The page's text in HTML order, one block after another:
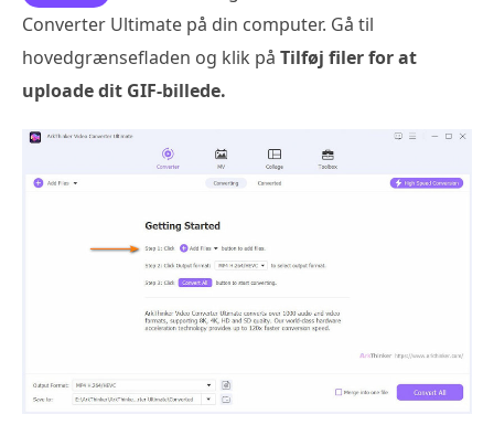
Converter Ultimate på din computer. Gå til
hovedgrænsefladen og klik på Tilføj filer for at
uploade dit GIF-billede.